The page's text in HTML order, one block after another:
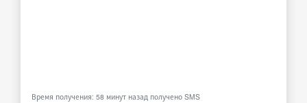
Время получения: 58 минут назад получено SMS